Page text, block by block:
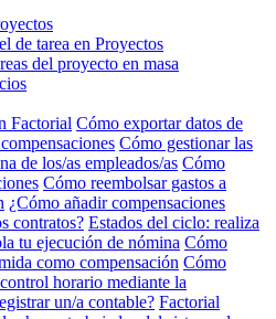
de tarea en Proyectos
del proyecto en masa
Factorial Cómo exportar datos de
Cómo gestionar las
de los/as empleados/as Cómo
Cómo reembolsar gastos a
¿Cómo añadir compensaciones
contratos? Estados del ciclo: realiza
tu ejecución de nómina Cómo
como compensación Cómo
horario mediante la
un/a contable? Factorial